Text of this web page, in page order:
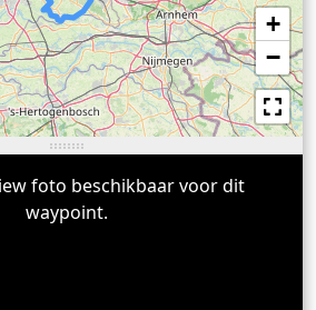
+
−
foto beschikbaar voor dit
waypoint.